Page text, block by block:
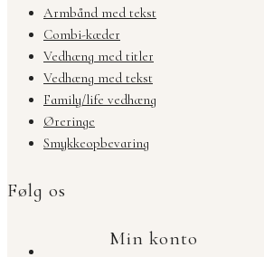
Armbånd med tekst
Combi-kæder
Vedhæng med titler
Vedhæng med tekst
Family/life vedhæng
Øreringe
Smykkeopbevaring
Følg os
Min konto